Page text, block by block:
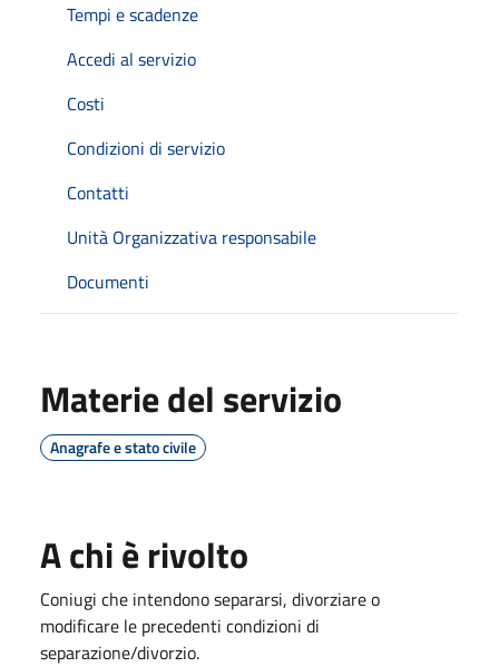
Tempi e scadenze
Accedi al servizio
Costi
Condizioni di servizio
Contatti
Unità Organizzativa responsabile
Documenti
Materie del servizio
Anagrafe e stato civile
A chi è rivolto
Coniugi che intendono separarsi, divorziare o
modificare le precedenti condizioni di
separazione/divorzio.